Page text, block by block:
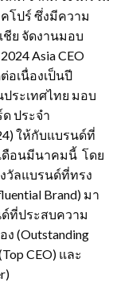
โปร์ ซึ่งมีความ
ชีย จัดงานมอบ
Asia CEO
อเนื่องเป็นปี
ระเทศไทย มอบ
ประจำ
ให้กับแบรนด์ที่
ดือนมีนาคมนี้ โดย
วัลแบรนด์ที่ทรง
Brand) มา
ที่ประสบความ
ง (Outstanding
CEO) และ